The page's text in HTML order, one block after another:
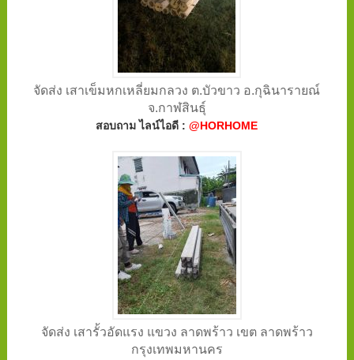
จัดส่ง เสาเข็มหกเหลี่ยมกลวง ต.บัวขาว อ.กุฉินารายณ์
จ.กาฬสินธุ์
สอบถาม ไลน์ไอดี :@HORHOME
จัดส่ง เสารั้วอัดแรง แขวง ลาดพร้าว เขต ลาดพร้าว
กรุงเทพมหานคร